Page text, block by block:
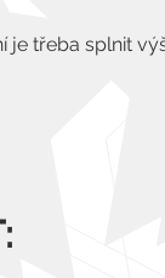
je třeba splnit